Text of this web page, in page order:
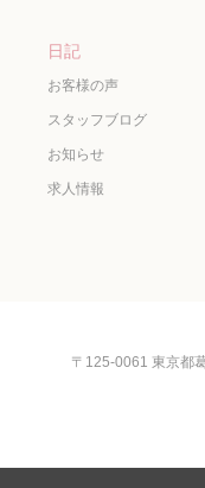
日記
お客様の声
スタッフブログ
お知らせ
求人情報
〒125-0061 東京都